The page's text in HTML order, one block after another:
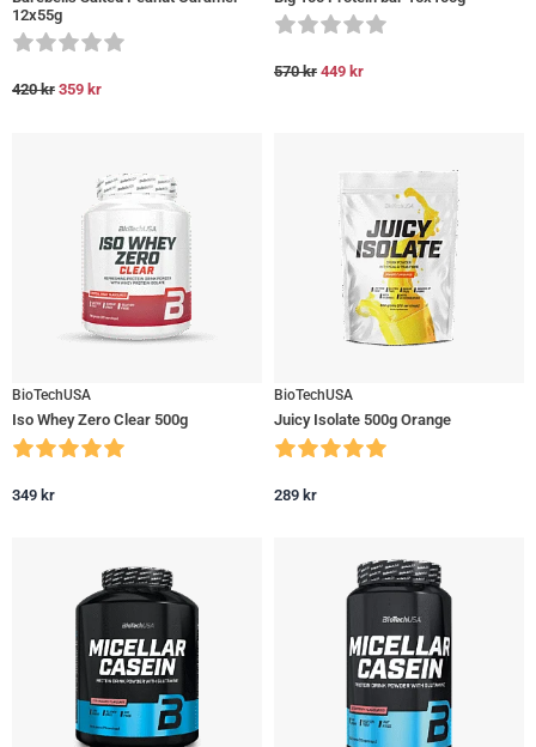
12x55g
420kr 359 kr
570kr 449 kr
BioTechUSA
Iso Whey Zero Clear 500g
349 kr
BioTechUSA
Juicy Isolate 500g Orange
289 kr